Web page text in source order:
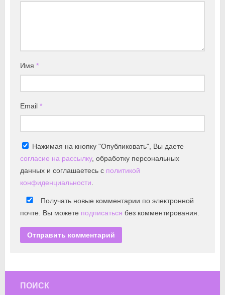
Имя *
Email *
Нажимая на кнопку "Опубликовать", Вы даете
согласие на рассылку, обработку персональных
данных и соглашаетесь с политикой
конфиденциальности.
Получать новые комментарии по электронной
почте. Вы можете подписаться без комментирования.
ПОИСК